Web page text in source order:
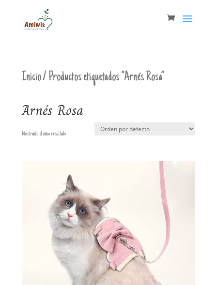
Inicio/ Productos etiquetados “Arnés Rosa”
Arnés Rosa
Mostrando el único resultado